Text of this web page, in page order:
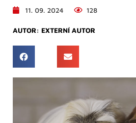
11. 09. 2024 128
AUTOR: EXTERNÍ AUTOR